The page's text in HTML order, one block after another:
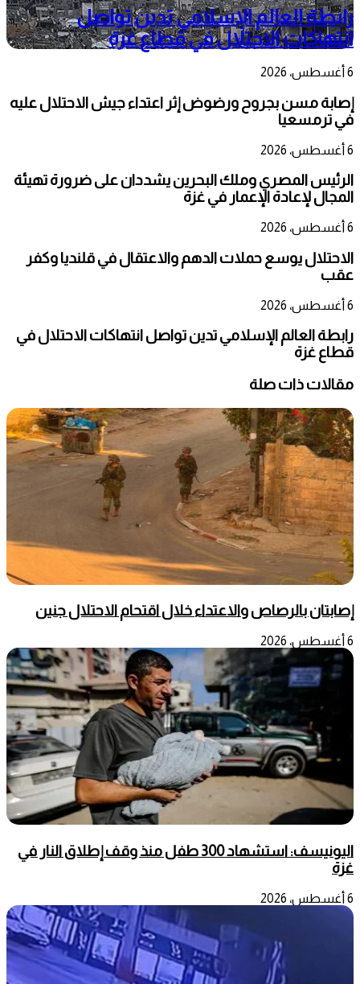
رابطة العالم الإسلامي تدين تواصل
انتهاكات الاحتلال في قطاع غزة
6 أغسطس، 2026
إصابة مسن بجروح ورضوض إثر اعتداء جيش الاحتلال عليه
في ترمسعيا
6 أغسطس، 2026
الرئيس المصري وملك البحرين يشددان على ضرورة تهيئة
المجال لإعادة الإعمار في غزة
6 أغسطس، 2026
الاحتلال يوسع حملات الدهم والاعتقال في قلنديا وكفر
عقب
6 أغسطس، 2026
رابطة العالم الإسلامي تدين تواصل انتهاكات الاحتلال في
قطاع غزة
مقالات ذات صلة
إصابتان بالرصاص والاعتداء خلال اقتحام الاحتلال جنين
6 أغسطس، 2026
اليونيسف: استشهاد 300 طفل منذ وقف إطلاق النار في
غزة
6 أغسطس، 2026